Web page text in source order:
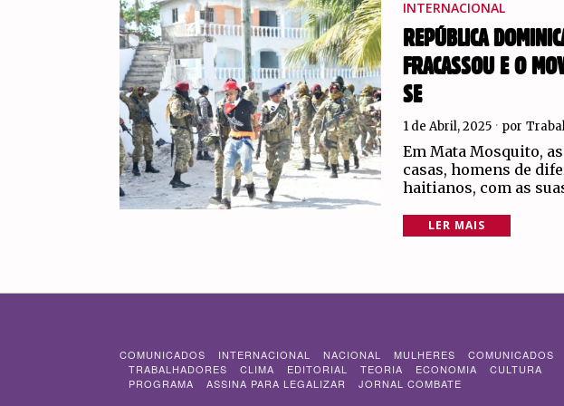
INTERNACIONAL
REPÚBLICA
FRACASSOU E O
SE
1 de Abril, 2025 por
Em Mata Mosquito,
casas, homens de
haitianos, com as
LER MAIS
COMUNICADOS INTERNACIONAL NACIONAL MULHERES
COMUNICADOS
TRABALHADORES
CLIMA EDITORIAL TEORIA ECONOMIA
CULTURA
PROGRAMA
ASSINA PARA LEGALIZAR JORNAL COMBATE